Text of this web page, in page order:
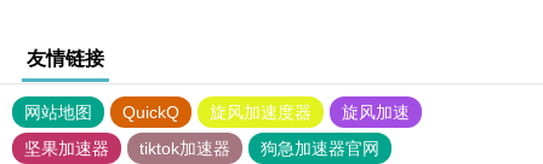
友情链接
网站地图 QuickQ 旋风加速度器
旋风加速
坚果加速器
tiktok加速器
狗急加速器官网